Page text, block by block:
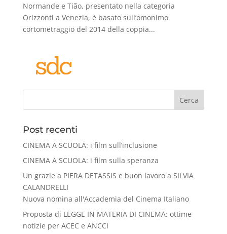
Normande e Tião, presentato nella categoria
Orizzonti a Venezia, è basato sull’omonimo
cortometraggio del 2014 della coppia...
Cerca
Post recenti
CINEMA A SCUOLA: i film sull’inclusione
CINEMA A SCUOLA: i film sulla speranza
Un grazie a PIERA DETASSIS e buon lavoro a SILVIA
CALANDRELLI
Nuova nomina all'Accademia del Cinema Italiano
Proposta di LEGGE IN MATERIA DI CINEMA: ottime
notizie per ACEC e ANCCI